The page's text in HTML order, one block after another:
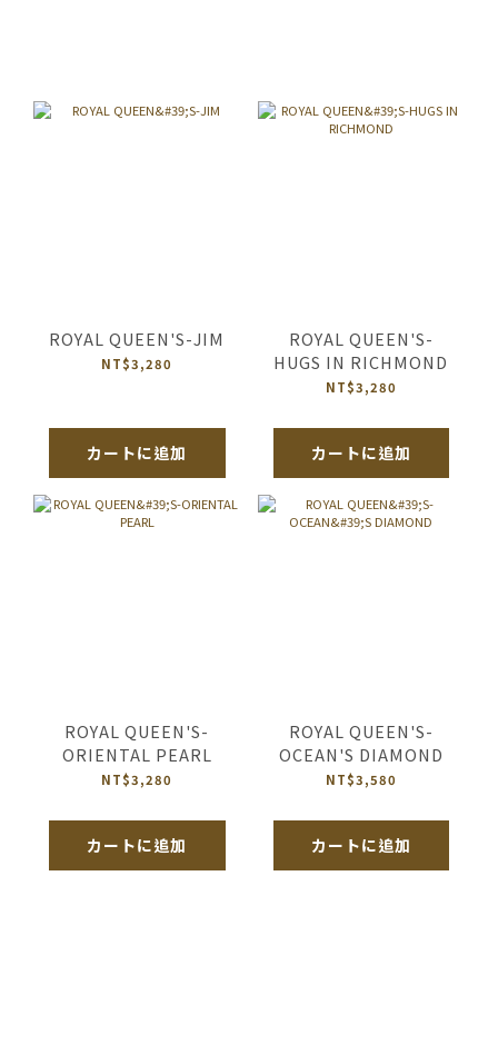
ROYAL QUEEN'S-JIM
NT$3,280
カートに追加
ROYAL QUEEN'S-
HUGS IN RICHMOND
NT$3,280
カートに追加
ROYAL QUEEN'S-
ORIENTAL PEARL
NT$3,280
カートに追加
ROYAL QUEEN'S-
OCEAN'S DIAMOND
NT$3,580
カートに追加